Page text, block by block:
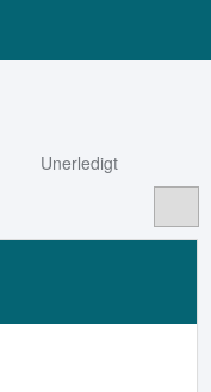
Unerledigt